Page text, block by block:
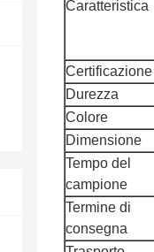
Caratteristica
Certificazione
Durezza
Colore
Dimensione
Tempo del
campione
Termine di
consegna